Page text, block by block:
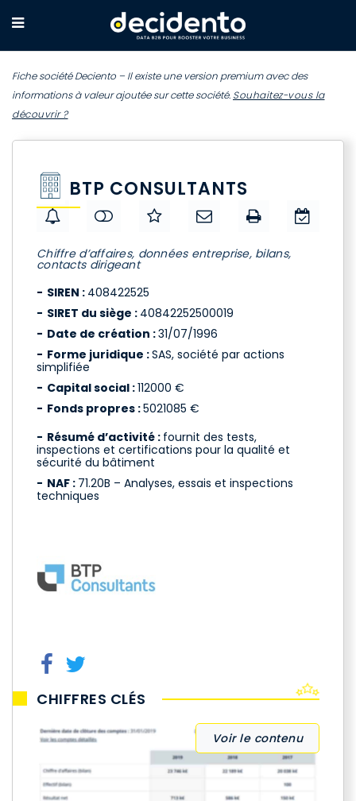
Fiche société Deciento – Il existe une version premium avec des
informations à valeur ajoutée sur cette société. Souhaitez-vous la
découvrir ?
BTP CONSULTANTS
Chiffre d’affaires, données entreprise, bilans,
contacts dirigeant
SIREN : 408422525
SIRET du siège : 40842252500019
Date de création :31/07/1996
Forme juridique :SAS, société par actions
simplifiée
Capital social :112000 €
Fonds propres :5021085 €
Résumé d’activité : fournit des tests,
inspections et certifications pour la qualité et
sécurité du bâtiment
NAF : 71.20B – Analyses, essais et inspections
techniques
CHIFFRES CLÉS
Voir le contenu